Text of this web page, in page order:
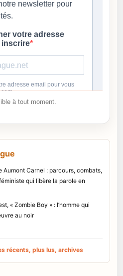
à tout moment.
Carnel : parcours, combats,
qui libère la parole en
« Zombie Boy » : l’homme qui
au noir
récents, plus lus, archives